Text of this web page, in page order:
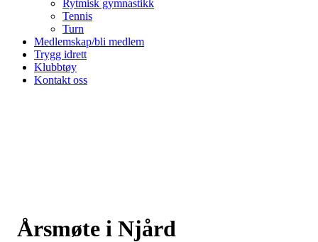
Rytmisk gymnastikk
Tennis
Turn
Medlemskap/bli medlem
Trygg idrett
Klubbtøy
Kontakt oss
Årsmøte i Njård